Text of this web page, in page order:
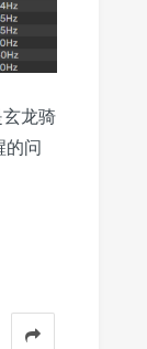
玄龙骑
的问